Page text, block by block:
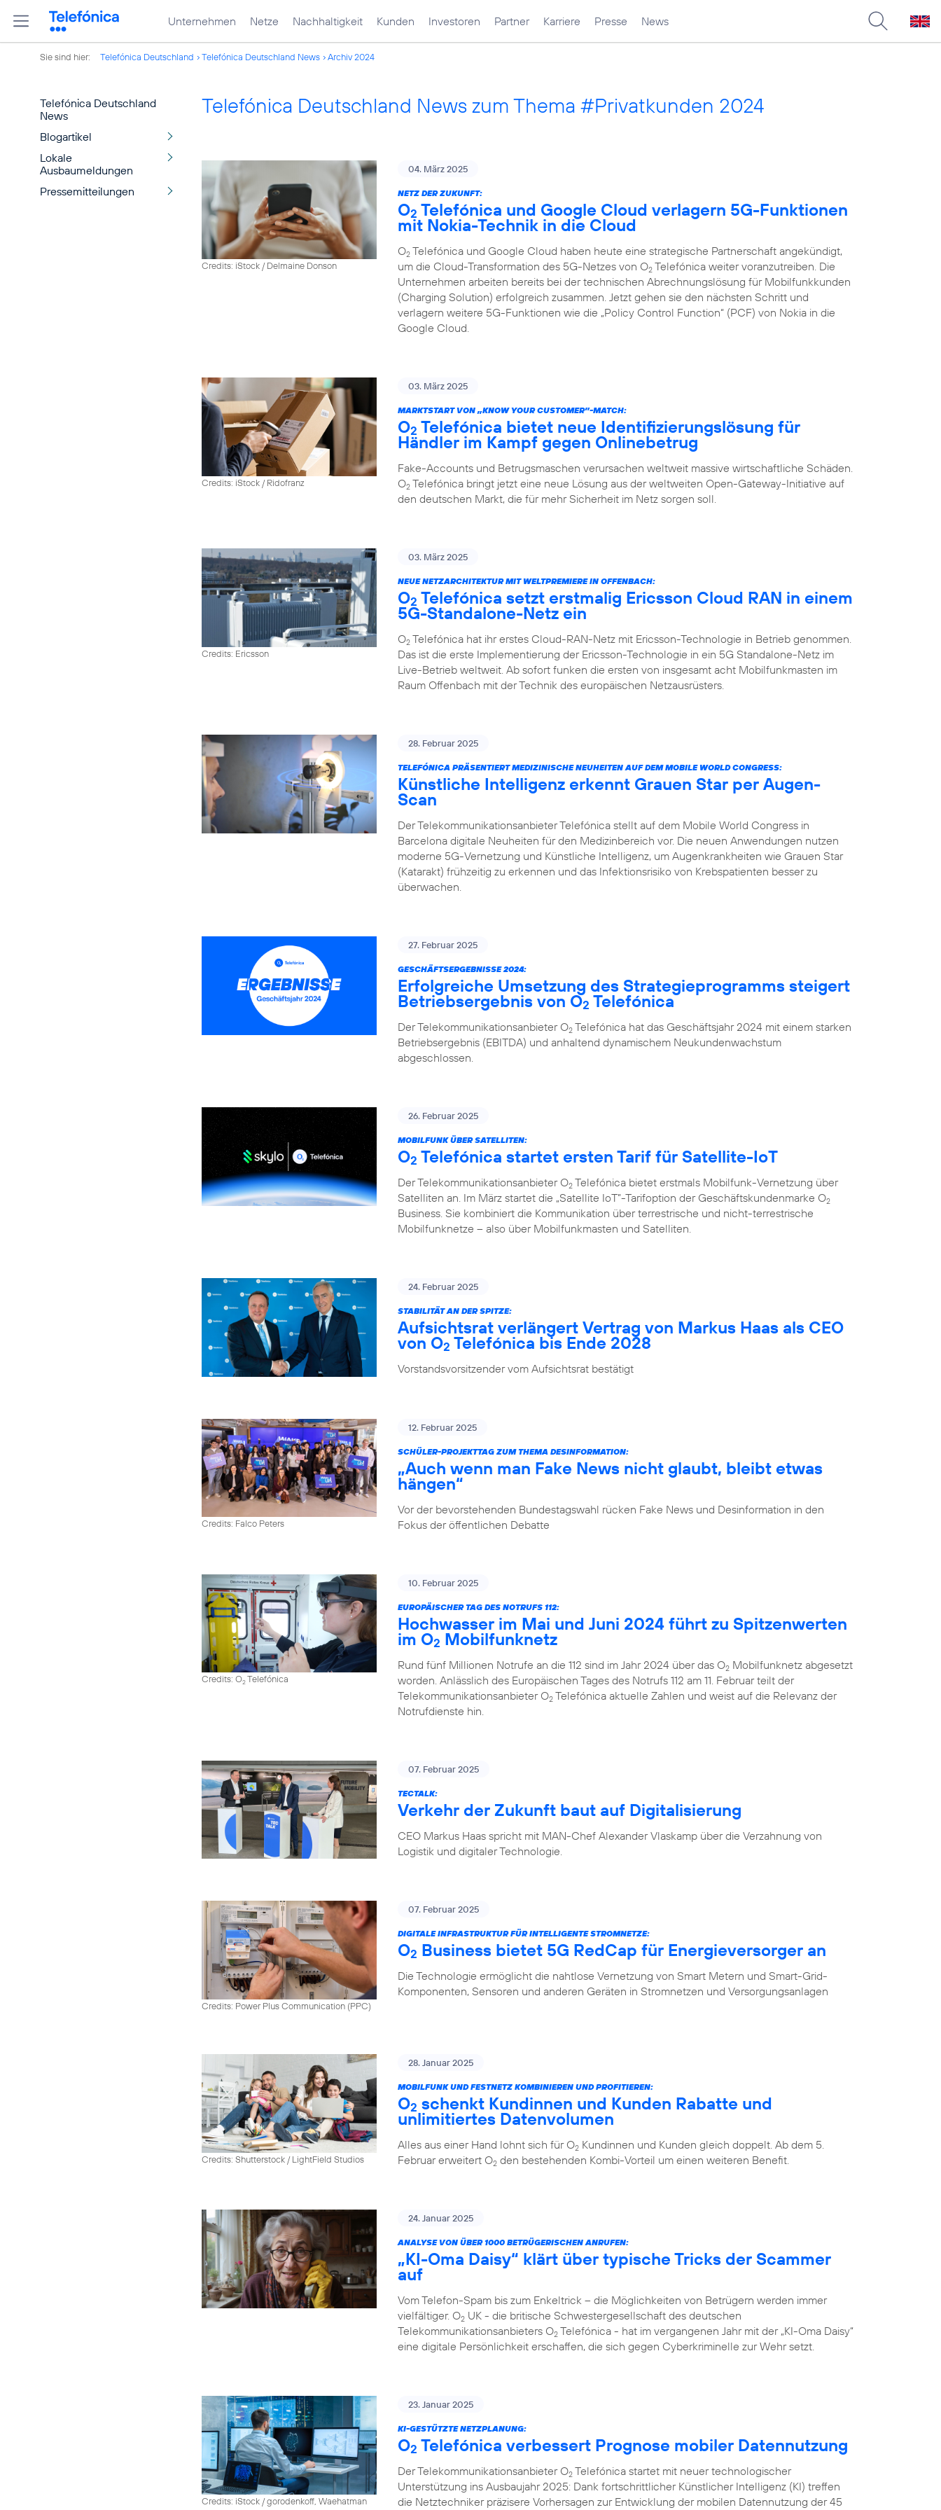
Unternehmen Netze Nachhaltigkeit Kunden Investoren Partner Karriere Presse News
Sie sind hier: Telefónica Deutschland Telefónica Deutschland News Archiv 2024
Telefónica Deutschland
News
Blogartikel
Lokale
Ausbaumeldungen
Pressemitteilungen
Telefónica Deutschland News zum Thema #Privatkunden 2024
Credits: iStock / Delmaine Donson
04. März 2025
NETZ DER ZUKUNFT:
O2 Telefónica und Google Cloud verlagern 5G-Funktionen
mit Nokia-Technik in die Cloud
O2 Telefónica und Google Cloud haben heute eine strategische Partnerschaft angekündigt,
um die Cloud-Transformation des 5G-Netzes von O2 Telefónica weiter voranzutreiben. Die
Unternehmen arbeiten bereits bei der technischen Abrechnungslösung für Mobilfunkkunden
(Charging Solution) erfolgreich zusammen. Jetzt gehen sie den nächsten Schritt und
verlagern weitere 5G-Funktionen wie die „Policy Control Function“ (PCF) von Nokia in die
Google Cloud.
Credits: iStock / Ridofranz
03. März 2025
MARKTSTART VON „KNOW YOUR CUSTOMER”-MATCH:
O2 Telefónica bietet neue Identifizierungslösung für
Händler im Kampf gegen Onlinebetrug
Fake-Accounts und Betrugsmaschen verursachen weltweit massive wirtschaftliche Schäden.
O2 Telefónica bringt jetzt eine neue Lösung aus der weltweiten Open-Gateway-Initiative auf
den deutschen Markt, die für mehr Sicherheit im Netz sorgen soll.
Credits: Ericsson
03. März 2025
NEUE NETZARCHITEKTUR MIT WELTPREMIERE IN OFFENBACH:
O2 Telefónica setzt erstmalig Ericsson Cloud RAN in einem
5G-Standalone-Netz ein
O2 Telefónica hat ihr erstes Cloud-RAN-Netz mit Ericsson-Technologie in Betrieb genommen.
Das ist die erste Implementierung der Ericsson-Technologie in ein 5G Standalone-Netz im
Live-Betrieb weltweit. Ab sofort funken die ersten von insgesamt acht Mobilfunkmasten im
Raum Offenbach mit der Technik des europäischen Netzausrüsters.
28. Februar 2025
TELEFÓNICA PRÄSENTIERT MEDIZINISCHE NEUHEITEN AUF DEM MOBILE WORLD CONGRESS:
Künstliche Intelligenz erkennt Grauen Star per Augen-
Scan
Der Telekommunikationsanbieter Telefónica stellt auf dem Mobile World Congress in
Barcelona digitale Neuheiten für den Medizinbereich vor. Die neuen Anwendungen nutzen
moderne 5G-Vernetzung und Künstliche Intelligenz, um Augenkrankheiten wie Grauen Star
(Katarakt) frühzeitig zu erkennen und das Infektionsrisiko von Krebspatienten besser zu
überwachen.
27. Februar 2025
GESCHÄFTSERGEBNISSE 2024:
Erfolgreiche Umsetzung des Strategieprogramms steigert
Betriebsergebnis von O2 Telefónica
Der Telekommunikationsanbieter O2 Telefónica hat das Geschäftsjahr 2024 mit einem starken
Betriebsergebnis (EBITDA) und anhaltend dynamischem Neukundenwachstum
abgeschlossen.
26. Februar 2025
MOBILFUNK ÜBER SATELLITEN:
O2 Telefónica startet ersten Tarif für Satellite-IoT
Der Telekommunikationsanbieter O2 Telefónica bietet erstmals Mobilfunk-Vernetzung über
Satelliten an. Im März startet die „Satellite IoT”-Tarifoption der Geschäftskundenmarke O2
Business. Sie kombiniert die Kommunikation über terrestrische und nicht-terrestrische
Mobilfunknetze – also über Mobilfunkmasten und Satelliten.
24. Februar 2025
STABILITÄT AN DER SPITZE:
Aufsichtsrat verlängert Vertrag von Markus Haas als CEO
von O2 Telefónica bis Ende 2028
Vorstandsvorsitzender vom Aufsichtsrat bestätigt
Credits: Falco Peters
12. Februar 2025
SCHÜLER-PROJEKTTAG ZUM THEMA DESINFORMATION:
„Auch wenn man Fake News nicht glaubt, bleibt etwas
hängen“
Vor der bevorstehenden Bundestagswahl rücken Fake News und Desinformation in den
Fokus der öffentlichen Debatte
Credits: O2Telefónica
10. Februar 2025
EUROPÄISCHER TAG DES NOTRUFS 112:
Hochwasser im Mai und Juni 2024 führt zu Spitzenwerten
im O2 Mobilfunknetz
Rund fünf Millionen Notrufe an die 112 sind im Jahr 2024 über das O2 Mobilfunknetz abgesetzt
worden. Anlässlich des Europäischen Tages des Notrufs 112 am 11. Februar teilt der
Telekommunikationsanbieter O2 Telefónica aktuelle Zahlen und weist auf die Relevanz der
Notrufdienste hin.
07. Februar 2025
TECTALK:
Verkehr der Zukunft baut auf Digitalisierung
CEO Markus Haas spricht mit MAN-Chef Alexander Vlaskamp über die Verzahnung von
Logistik und digitaler Technologie.
Credits: Power Plus Communication (PPC)
07. Februar 2025
DIGITALE INFRASTRUKTUR FÜR INTELLIGENTE STROMNETZE:
O2 Business bietet 5G RedCap für Energieversorger an
Die Technologie ermöglicht die nahtlose Vernetzung von Smart Metern und Smart-Grid-
Komponenten, Sensoren und anderen Geräten in Stromnetzen und Versorgungsanlagen
Credits: Shutterstock / LightField Studios
28. Januar 2025
MOBILFUNK UND FESTNETZ KOMBINIEREN UND PROFITIEREN:
O2 schenkt Kundinnen und Kunden Rabatte und
unlimitiertes Datenvolumen
Alles aus einer Hand lohnt sich für O2 Kundinnen und Kunden gleich doppelt. Ab dem 5.
Februar erweitert O2 den bestehenden Kombi-Vorteil um einen weiteren Benefit.
24. Januar 2025
ANALYSE VON ÜBER 1000 BETRÜGERISCHEN ANRUFEN:
„KI-Oma Daisy“ klärt über typische Tricks der Scammer
auf
Vom Telefon-Spam bis zum Enkeltrick – die Möglichkeiten von Betrügern werden immer
vielfältiger. O2 UK - die britische Schwestergesellschaft des deutschen
Telekommunikationsanbieters O2 Telefónica - hat im vergangenen Jahr mit der „KI-Oma Daisy“
eine digitale Persönlichkeit erschaffen, die sich gegen Cyberkriminelle zur Wehr setzt.
Credits: iStock / gorodenkoff, Waehatman
23. Januar 2025
KI-GESTÜTZTE NETZPLANUNG:
O2 Telefónica verbessert Prognose mobiler Datennutzung
Der Telekommunikationsanbieter O2 Telefónica startet mit neuer technologischer
Unterstützung ins Ausbaujahr 2025: Dank fortschrittlicher Künstlicher Intelligenz (KI) treffen
die Netztechniker präzisere Vorhersagen zur Entwicklung der mobilen Datennutzung der 45